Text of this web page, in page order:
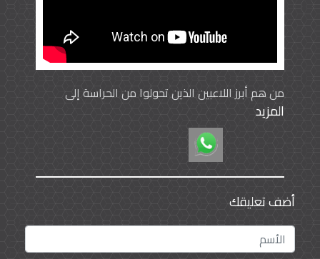
من هم أبرز اللاعبين الذين تحولوا من الحراسة إلى
الهجوم ؟
كانت بدايات عدد من اللاعبين المميزين المحليين
والعالميين من خلال حراسة المرمى ثم تحولوا الى
مهاجمين بارعين حفروا أسمائهم في التاريخ بحروف من
ذهب أبرزهم اللاعب العالمي البرازيلي الشهير بيليه..
وبالنسبه على المستوى الخليجي اللاعب الكويتي فتحي
كميل واما على المستوى المحلي فاللاعب الفذ مبارك
عبدالكريم وأخيراً النجم الكبير ماجد عبدالله كانت بدايته
حارس مرمى ثم تحول إلى مهاجم أسطورة
المزيد
أضف تعليقك